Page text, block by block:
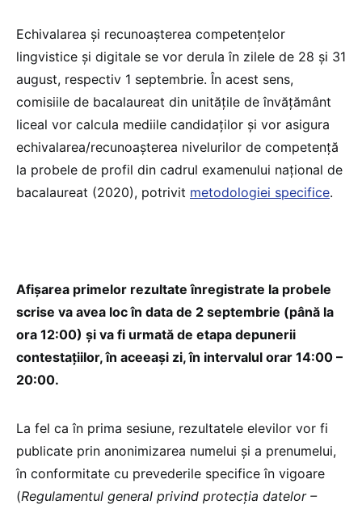
Echivalarea și recunoașterea competențelor
lingvistice și digitale se vor derula în zilele de 28 și 31
august, respectiv 1 septembrie. În acest sens,
comisiile de bacalaureat din unitățile de învățământ
liceal vor calcula mediile candidaților și vor asigura
echivalarea/recunoașterea nivelurilor de competență
la probele de profil din cadrul examenului național de
bacalaureat (2020), potrivit metodologiei specifice.
Afișarea primelor rezultate înregistrate la probele
scrise va avea loc în data de 2 septembrie (până la
ora 12:00) și va fi urmată de etapa depunerii
contestațiilor, în aceeași zi, în intervalul orar 14:00 –
20:00.
La fel ca în prima sesiune, rezultatele elevilor vor fi
publicate prin anonimizarea numelui și a prenumelui,
în conformitate cu prevederile specifice în vigoare
(Regulamentul general privind protecția datelor –